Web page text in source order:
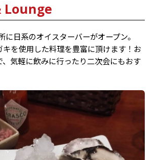
Lounge
日系のオイスターバーがオープン。
を使用した料理を豊富に頂けます！お
気軽に飲みに行ったり二次会にもおす